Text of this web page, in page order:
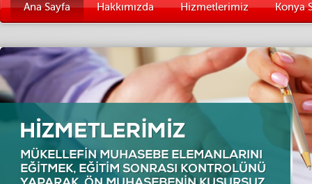
Ana Sayfa Hakkımızda Hizmetlerimiz Konya